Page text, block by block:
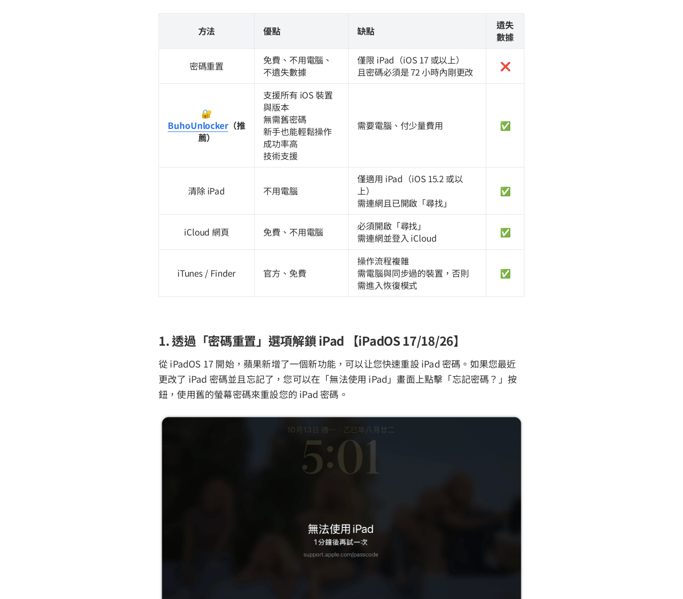
方法 優點 缺點
遺失
數據
密碼重置
免費、不用電腦、
不遺失數據
僅限 iPad（iOS 17 或以上）
且密碼必須是 72 小時內剛更改
❌
🔐
BuhoUnlocker（推
薦）
支援所有 iOS 裝置
與版本
無需舊密碼
新手也能輕鬆操作
成功率高
技術支援
需要電腦、付少量費用 ✅
清除 iPad 不用電腦
僅適用 iPad（iOS 15.2 或以
上）
需連網且已開啟「尋找」
✅
iCloud 網頁 免費、不用電腦
必須開啟「尋找」
需連網並登入 iCloud
✅
iTunes / Finder 官方、免費
操作流程複雜
需電腦與同步過的裝置，否則
需進入恢復模式
✅
1. 透過「密碼重置」選項解鎖 iPad 【iPadOS 17/18/26】
從 iPadOS 17 開始，蘋果新增了一個新功能，可以让您快速重設 iPad 密碼。如果您最近
更改了 iPad 密碼並且忘記了，您可以在「無法使用 iPad」畫面上點擊「忘記密碼？」按
鈕，使用舊的螢幕密碼來重設您的 iPad 密碼。